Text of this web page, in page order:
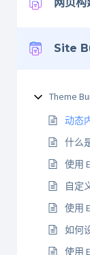
Site
Theme
动态
什么
使用
自定
使用
如何
使用